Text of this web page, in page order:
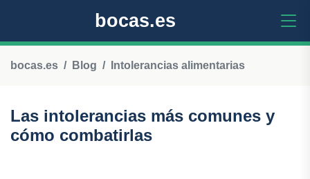
bocas.es
bocas.es Blog Intolerancias alimentarias
Las intolerancias más comunes y
cómo combatirlas